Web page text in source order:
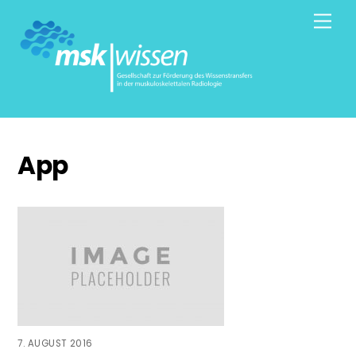
content
App
7. AUGUST 2016